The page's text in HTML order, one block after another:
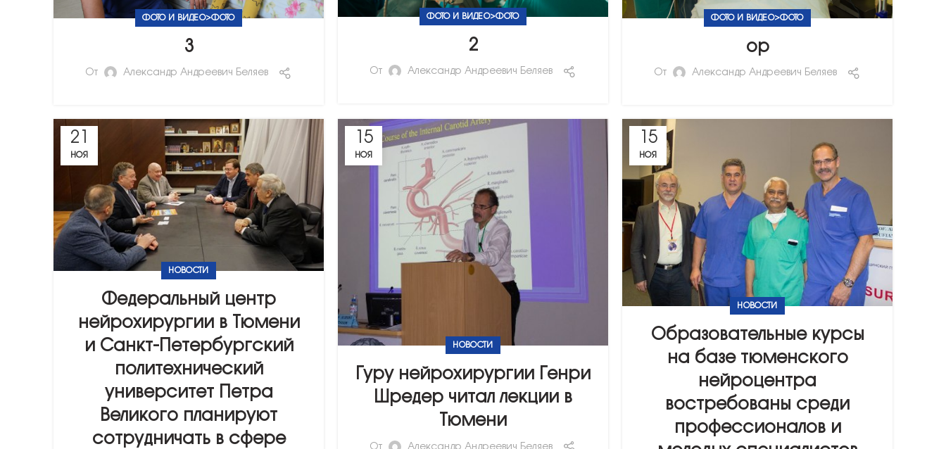
ФОТО И ВИДЕО>ФОТО
3
От Александр Андреевич Беляев
ФОТО И ВИДЕО>ФОТО
2
От Александр Андреевич Беляев
ФОТО И ВИДЕО>ФОТО
ор
От Александр Андреевич Беляев
21
НОЯ
НОВОСТИ
Федеральный центр
нейрохирургии в Тюмени
и Санкт-Петербургский
политехнический
университет Петра
Великого планируют
сотрудничать в сфере
15
НОЯ
НОВОСТИ
Гуру нейрохирургии Генри
Шредер читал лекции в
Тюмени
От Александр Андреевич Беляев
15
НОЯ
НОВОСТИ
Образовательные курсы
на базе тюменского
нейроцентра
востребованы среди
профессионалов и